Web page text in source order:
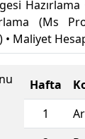
(Ms
• Maliyet
Hafta
1